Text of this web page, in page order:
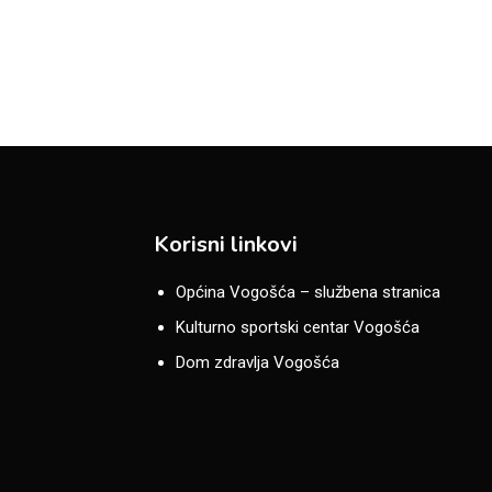
Korisni linkovi
Općina Vogošća – službena stranica
Kulturno sportski centar Vogošća
Dom zdravlja Vogošća